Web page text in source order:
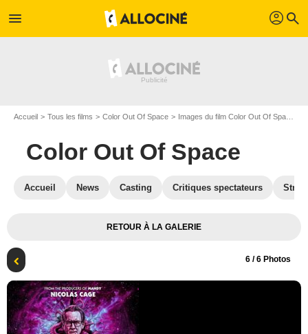
menu profil search
Accueil Tous les films Color Out Of Space Images du film Color Out Of Space
Color Out Of Space
Accueil News Casting Critiques spectateurs
RETOUR À LA GALERIE
6 / 6 Photos